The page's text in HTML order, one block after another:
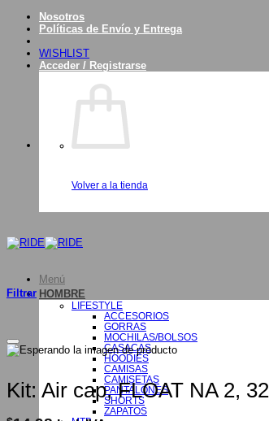
Saltar
contenido
Nosotros
Políticas de Envío y Entrega
WISHLIST
Acceder / Registrarse
Volver a la tienda
Menú
HOMBRE
LIFESTYLE
ACCESORIOS
GORRAS
MOCHILAS/BOLSOS
CASACAS
HOODIES
CAMISAS
CAMISETAS
PANTALONES
SHORTS
ZAPATOS
Filtrar
Kit: Air cap, FLOAT NA 2,